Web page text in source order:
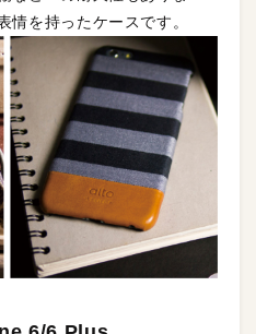
情を持ったケースです。